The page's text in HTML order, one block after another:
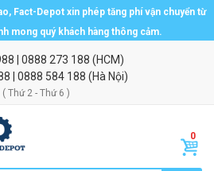
Fact-Depot xin phép tăng phí vận chuyển từ
mong quý khách hàng thông cảm.
0888 273 188 (HCM)
0888 584 188 (Hà Nội)
( Thứ 2 - Thứ 6 )